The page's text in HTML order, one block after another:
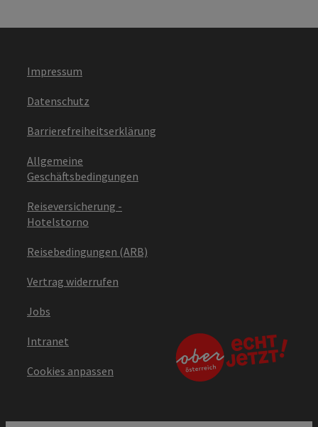
Impressum
Datenschutz
Barrierefreiheitserklärung
Allgemeine
Geschäftsbedingungen
Reiseversicherung -
Hotelstorno
Reisebedingungen (ARB)
Vertrag widerrufen
Jobs
Intranet
Cookies anpassen